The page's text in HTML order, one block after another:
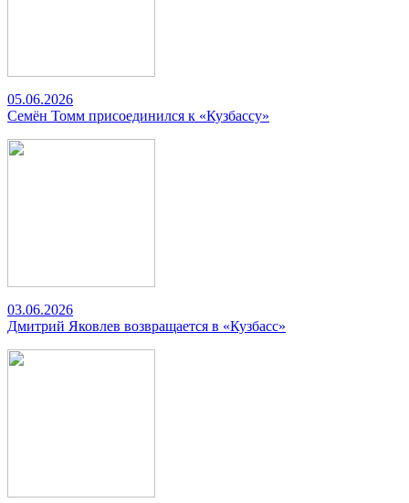
05.06.2026
Семён Томм присоединился к «Кузбассу»
03.06.2026
Дмитрий Яковлев возвращается в «Кузбасс»